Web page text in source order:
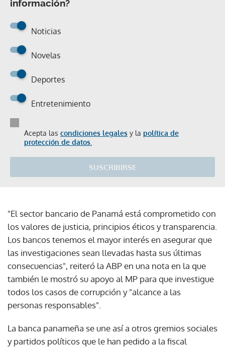
información?
Noticias
Novelas
Deportes
Entretenimiento
Acepta las condiciones legales y la política de
protección de datos.
SUSCRIBIRSE
"El sector bancario de Panamá está comprometido con
los valores de justicia, principios éticos y transparencia.
Los bancos tenemos el mayor interés en asegurar que
las investigaciones sean llevadas hasta sus últimas
consecuencias", reiteró la ABP en una nota en la que
también le mostró su apoyo al MP para que investigue
todos los casos de corrupción y "alcance a las
personas responsables".
La banca panameña se une así a otros gremios sociales
y partidos políticos que le han pedido a la fiscal